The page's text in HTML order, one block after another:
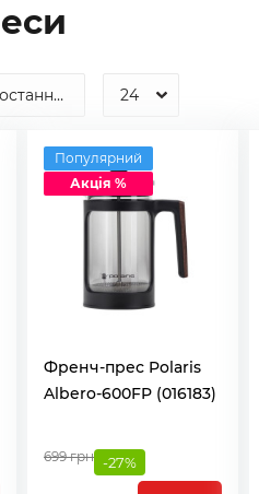
Популярний
Акція %
Френч-прес Polaris
Albero-600FP (016183)
699 грн -27%